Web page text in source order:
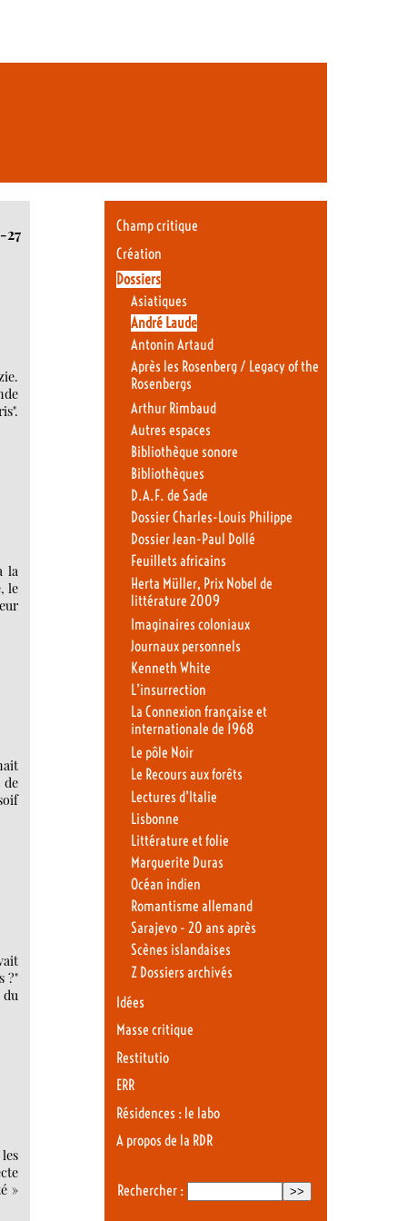
27
la
le
de
?"
»
Champ critique
Création
Dossiers
Asiatiques
André Laude
Antonin Artaud
Après les Rosenberg / Legacy of the
Rosenbergs
Arthur Rimbaud
Autres espaces
Bibliothèque sonore
Bibliothèques
D.A.F. de Sade
Dossier Charles-Louis Philippe
Dossier Jean-Paul Dollé
Feuillets africains
Herta Müller, Prix Nobel de
littérature 2009
Imaginaires coloniaux
Journaux personnels
Kenneth White
L’insurrection
La Connexion française et
internationale de 1968
Le pôle Noir
Le Recours aux forêts
Lectures d’Italie
Lisbonne
Littérature et folie
Marguerite Duras
Océan indien
Romantisme allemand
Sarajevo - 20 ans après
Scènes islandaises
Z Dossiers archivés
Idées
Masse critique
Restitutio
ERR
Résidences : le labo
A propos de la RDR
Rechercher :